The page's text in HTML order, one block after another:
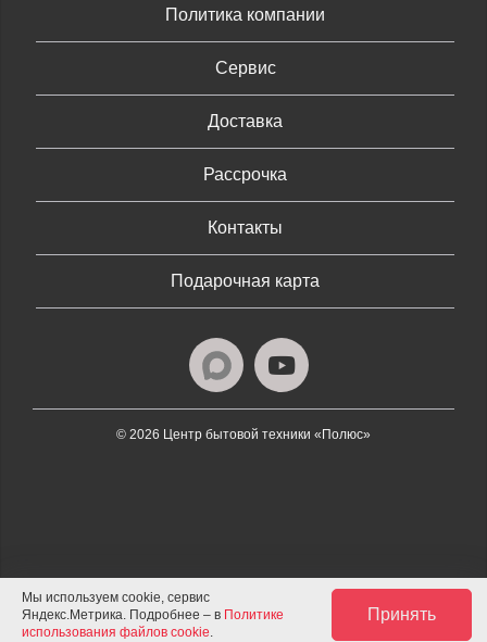
Политика компании
Сервис
Доставка
Рассрочка
Контакты
Подарочная карта
© 2026 Центр бытовой техники «Полюс»
Мы используем cookie, сервис
Яндекс.Метрика. Подробнее – в Политике
использования файлов cookie.
Принять